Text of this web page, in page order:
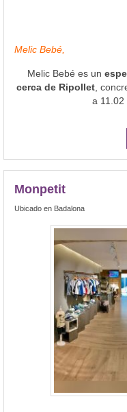
Melic Bebé,
Melic Bebé es un
cerca de Ripollet,
a 11.02
Monpetit
Ubicado en Badalona